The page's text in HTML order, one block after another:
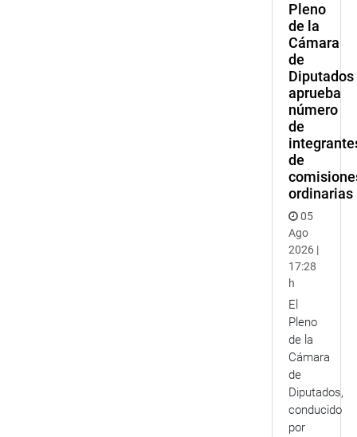
Pleno
de la
Cámara
de
Diputados
aprueba
número
de
de
ordinarias
05
Ago
2026 |
17:28
h
El
Pleno
de la
Cámara
de
Diputados,
conducido
por